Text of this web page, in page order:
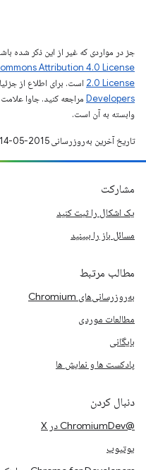
جز در مواردی که غیر از این ذکر شده
Attribution 4.0 License
2.0 License است. برای اطلاع از
Developers‏
وابسته به آن است.
تاریخ آخرین به‌روزرسانی 2015-05-14 به‌وقت ساعت هماهنگ جهانی.
مشارکت
یک اشکال را ثبت کنید
مسائل باز را ببینید
مطالب مرتبط
به‌روزرسانی‌های Chromium
مطالعات موردی
بایگانی
پادکست ها و نمایش ها
دنبال کردن
@ChromiumDev در X
یوتیوب